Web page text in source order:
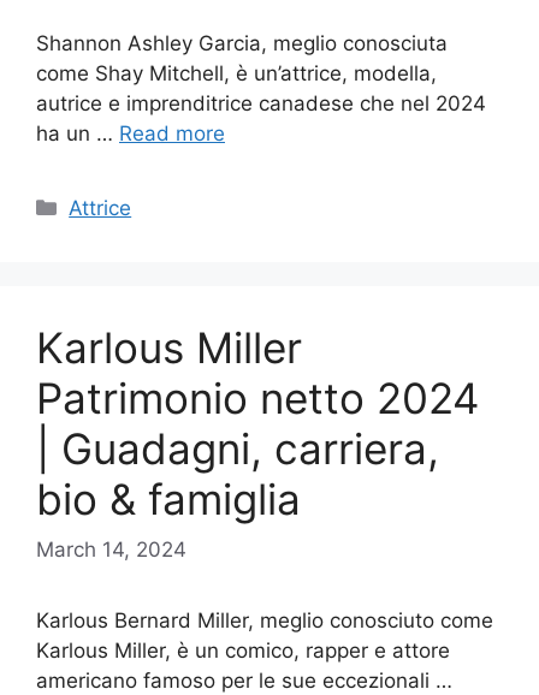
Shannon Ashley Garcia, meglio conosciuta
come Shay Mitchell, è un’attrice, modella,
autrice e imprenditrice canadese che nel 2024
ha un … Read more
Categories
Attrice
Karlous Miller
Patrimonio netto 2024
| Guadagni, carriera,
bio & famiglia
March 14, 2024
Karlous Bernard Miller, meglio conosciuto come
Karlous Miller, è un comico, rapper e attore
americano famoso per le sue eccezionali …